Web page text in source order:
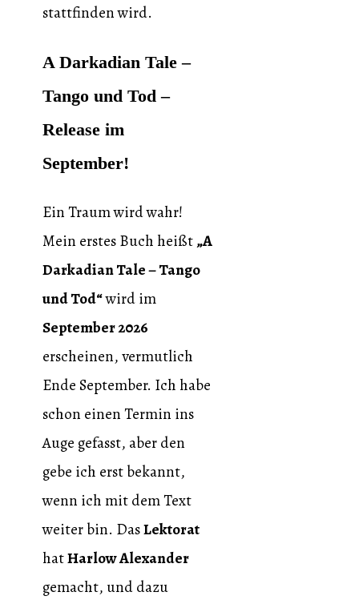
stattfinden wird.
A Darkadian Tale –
Tango und Tod –
Release im
September!
Ein Traum wird wahr!
Mein erstes Buch heißt„A
Darkadian Tale – Tango
und Tod“wird im
September 2026
erscheinen, vermutlich
Ende September. Ich habe
schon einen Termin ins
Auge gefasst, aber den
gebe ich erst bekannt,
wenn ich mit dem Text
weiter bin. DasLektorat
hatHarlow Alexander
gemacht, und dazu